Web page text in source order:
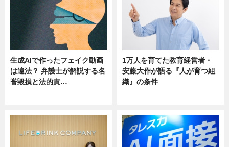
生成AIで作ったフェイク動画
は違法？ 弁護士が解説する名
誉毀損と法的責…
1万人を育てた教育経営者・
安藤大作が語る『人が育つ組
織』の条件